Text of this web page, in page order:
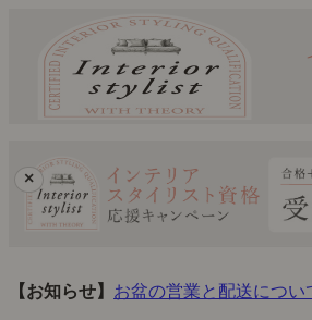
×
【お知らせ】 お盆の営業と配送につい